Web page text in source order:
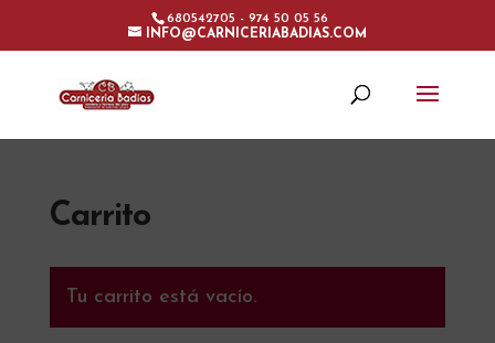
680542705 - 974 50 05 56
INFO@CARNICERIABADIAS.COM
Carrito
Tu carrito está vacío.